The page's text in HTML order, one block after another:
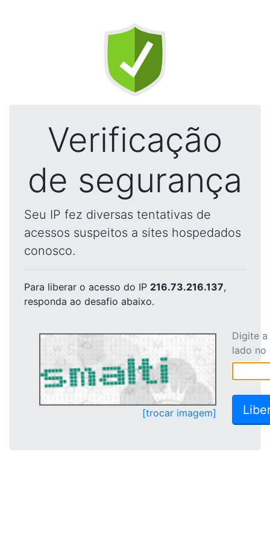
Verificação
de segurança
Seu IP fez diversas tentativas de
acessos suspeitos a sites hospedados
conosco.
Para liberar o acesso do IP 216.73.216.137,
responda ao desafio abaixo.
[trocar imagem]
Digite
lado no